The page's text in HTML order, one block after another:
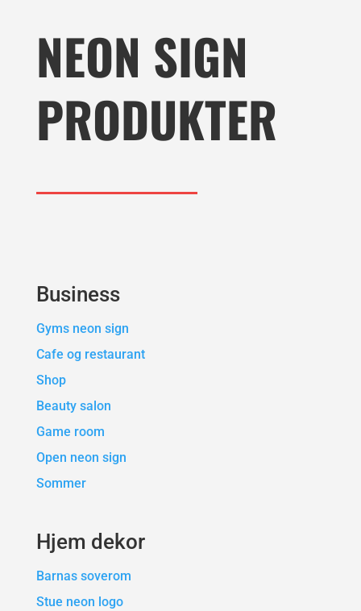
NEON SIGN
PRODUKTER
Business
Gyms neon sign
Cafe og restaurant
Shop
Beauty salon
Game room
Open neon sign
Sommer
Hjem dekor
Barnas soverom
Stue neon logo